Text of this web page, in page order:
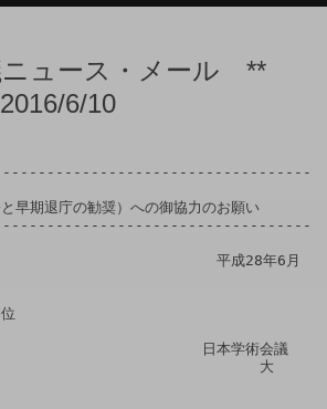
ニュース・メール **
6/10
早期退庁の勧奨）への御協力のお願い
28年6月
術会議